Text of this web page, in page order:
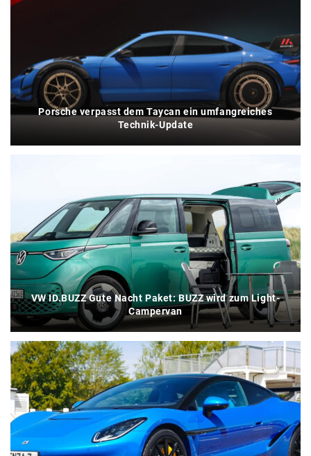
Porsche verpasst dem Taycan ein umfangreiches
Technik-Update
VW ID.BUZZ Gute Nacht Paket: BUZZ wird zum Light-
Campervan